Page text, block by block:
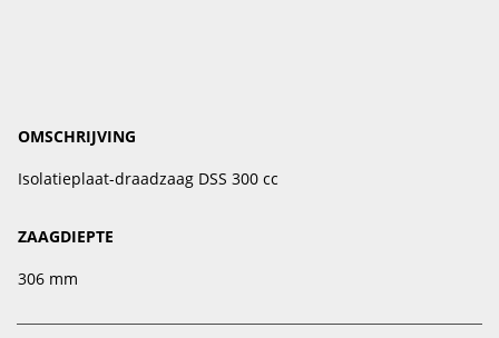
OMSCHRIJVING
Isolatieplaat-draadzaag DSS 300 cc
ZAAGDIEPTE
306 mm